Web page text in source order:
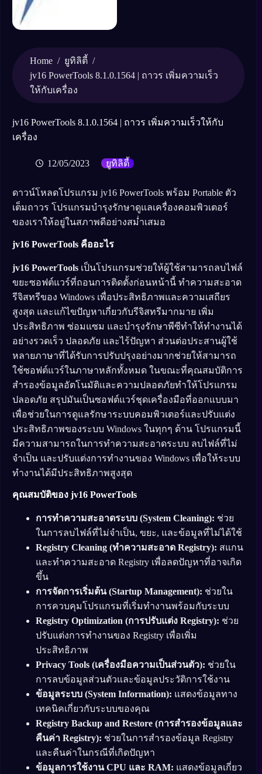
Home / ยูทิลิตี้ /
jv16 PowerTools 8.1.0.1564 | ถาวร เพิ่มความเร็ว
ให้กับเครื่อง
jv16 PowerTools 8.1.0.1564 | ถาวร เพิ่มความเร็วให้กับ
เครื่อง
12/05/2023 ยูทิลิตี้
ดาวน์โหลดโปรแกรม jv16 PowerTools พร้อม Portable ตัว
เต็มถาวร โปรแกรมบำรุงรักษาดูแลเครื่องคอมพิวเตอร์
ของเราให้อยู่ในสภาพดีอย่างสม่ำเสมอ
jv16 PowerTools คืออะไร
jv16 PowerTools เป็นโปรแกรมช่วยให้ผู้ใช้สามารถลบไฟล์
ขยะซอฟต์แวร์ที่ถอนการติดตั้งก่อนหน้านี้ ทำความสะอาด
รีจิสทรีของ Windows เพื่อประสิทธิภาพและความเสถียร
สูงสุด และแก้ไขปัญหาเกี่ยวกับรีจิสทรีมากมาย เพิ่ม
ประสิทธิภาพ ซ่อมแซม และบำรุงรักษาพีซีทำให้ทำงานได้
อย่างรวดเร็ว ปลอดภัย และไร้ปัญหา ส่วนต่อประสานผู้ใช้
หลายภาษาที่ได้รับการปรับปรุงอย่างมากช่วยให้สามารถ
ใช้ซอฟต์แวร์ในภาษาหลักทั้งหมด ในขณะที่คุณสมบัติการ
สำรองข้อมูลอัตโนมัติและความปลอดภัยทำให้โปรแกรม
ปลอดภัย สรุปมันเป็นซอฟต์แวร์ชุดเครื่องมือที่ออกแบบมา
เพื่อช่วยในการดูแลรักษาระบบคอมพิวเตอร์และปรับแต่ง
ประสิทธิภาพของระบบ Windows ในทุกๆ ด้าน โปรแกรมนี้
มีความสามารถในการทำความสะอาดระบบ ลบไฟล์ที่ไม่
จำเป็น และปรับแต่งการทำงานของ Windows เพื่อให้ระบบ
ทำงานได้มีประสิทธิภาพสูงสุด
คุณสมบัติของ jv16 PowerTools
การทำความสะอาดระบบ (System Cleaning): ช่วย
ในการลบไฟล์ที่ไม่จำเป็น, ขยะ, และข้อมูลที่ไม่ได้ใช้
Registry Cleaning (ทำความสะอาด Registry): สแกน
และทำความสะอาด Registry เพื่อลดปัญหาที่อาจเกิด
ขึ้น
การจัดการเริ่มต้น (Startup Management): ช่วยใน
การควบคุมโปรแกรมที่เริ่มทำงานพร้อมกับระบบ
Registry Optimization (การปรับแต่ง Registry): ช่วย
ปรับแต่งการทำงานของ Registry เพื่อเพิ่ม
ประสิทธิภาพ
Privacy Tools (เครื่องมือความเป็นส่วนตัว): ช่วยใน
การลบข้อมูลส่วนตัวและข้อมูลประวัติการใช้งาน
ข้อมูลระบบ (System Information): แสดงข้อมูลทาง
เทคนิคเกี่ยวกับระบบของคุณ
Registry Backup and Restore (การสำรองข้อมูลและ
คืนค่า Registry): ช่วยในการสำรองข้อมูล Registry
และคืนค่าในกรณีที่เกิดปัญหา
ข้อมูลการใช้งาน CPU และ RAM: แสดงข้อมูลเกี่ยว